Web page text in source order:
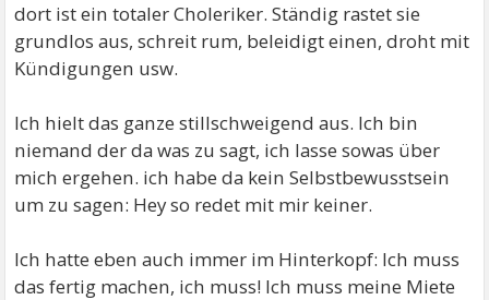
dort ist ein totaler Choleriker. Ständig rastet sie
grundlos aus, schreit rum, beleidigt einen, droht mit
Kündigungen usw.
Ich hielt das ganze stillschweigend aus. Ich bin
niemand der da was zu sagt, ich lasse sowas über
mich ergehen. ich habe da kein Selbstbewusstsein
um zu sagen: Hey so redet mit mir keiner.
Ich hatte eben auch immer im Hinterkopf: Ich muss
das fertig machen, ich muss! Ich muss meine Miete